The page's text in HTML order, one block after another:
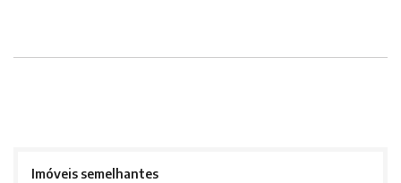
Imóveis semelhantes